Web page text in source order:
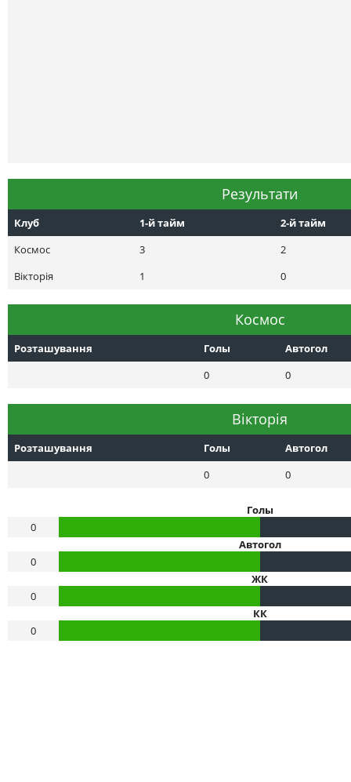
Результати
Клуб 1-й тайм
2-й тайм
Космос
3
2
Вікторія
1 0
Космос
Розташування Голы
Автогол
0
0
Вікторія
Розташування Голы
Автогол
0
0
Голы
0
Автогол
0
ЖК
0
КК
0